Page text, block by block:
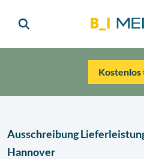
Kostenlos
Ausschreibung
Hannover